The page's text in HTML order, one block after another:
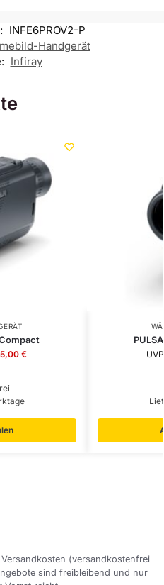
INFE6PROV2-P
Handgerät
Infiray
€
(versandkostenfrei
sind freibleibend und nur